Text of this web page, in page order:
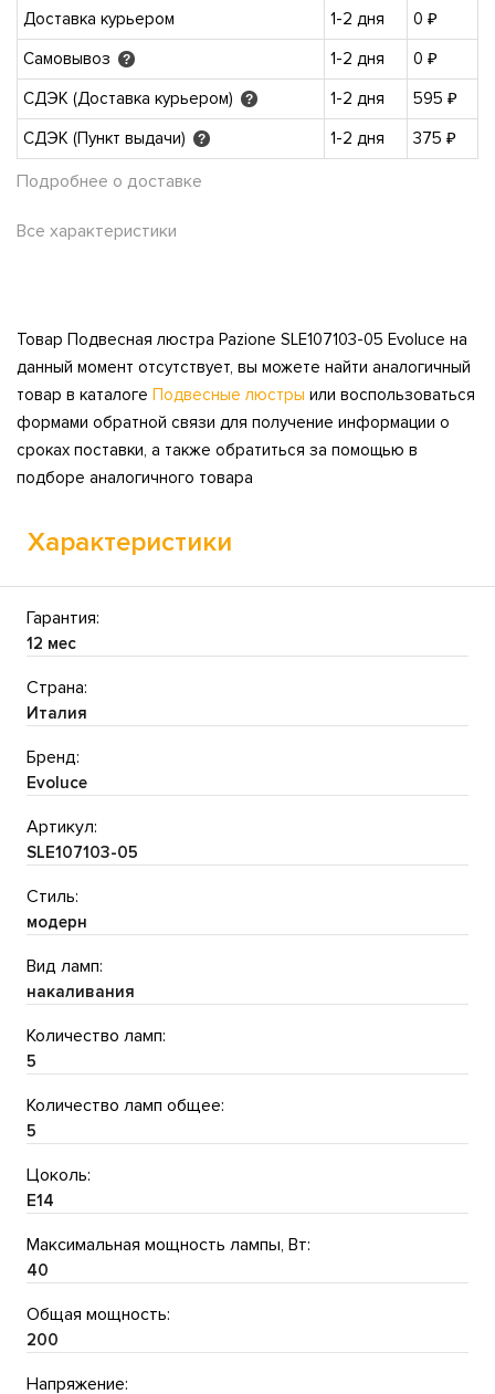
Доставка курьером 1-2 дня
0 ₽
Самовывоз
? 1-2 дня
0 ₽
СДЭК (Доставка курьером)
? 1-2 дня
595 ₽
СДЭК (Пункт выдачи)
? 1-2 дня 375 ₽
Подробнее о доставке
Все характеристики
Товар Подвесная люстра Pazione SLE107103-05 Evoluce на
данный момент отсутствует, вы можете найти аналогичный
товар в каталоге Подвесные люстры или воспользоваться
формами обратной связи для получение информации о
сроках поставки, а также обратиться за помощью в
подборе аналогичного товара
Характеристики
Гарантия:
12 мес
Страна:
Италия
Бренд:
Evoluce
Артикул:
SLE107103-05
Стиль:
модерн
Вид ламп:
накаливания
Количество ламп:
5
Количество ламп общее:
5
Цоколь:
E14
Максимальная мощность лампы, Вт:
40
Общая мощность:
200
Напряжение: